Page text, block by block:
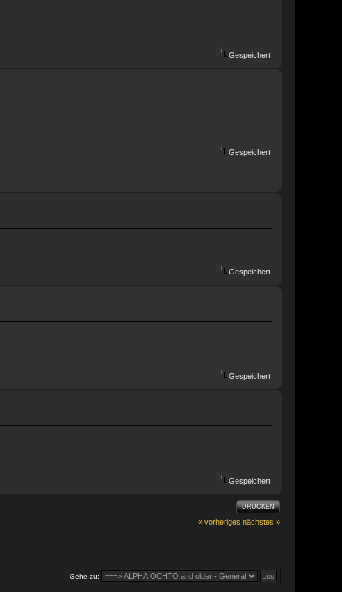
Gespeichert
Gespeichert
Gespeichert
Gespeichert
Gespeichert
DRUCKEN
« vorheriges nächstes »
Gehe zu: